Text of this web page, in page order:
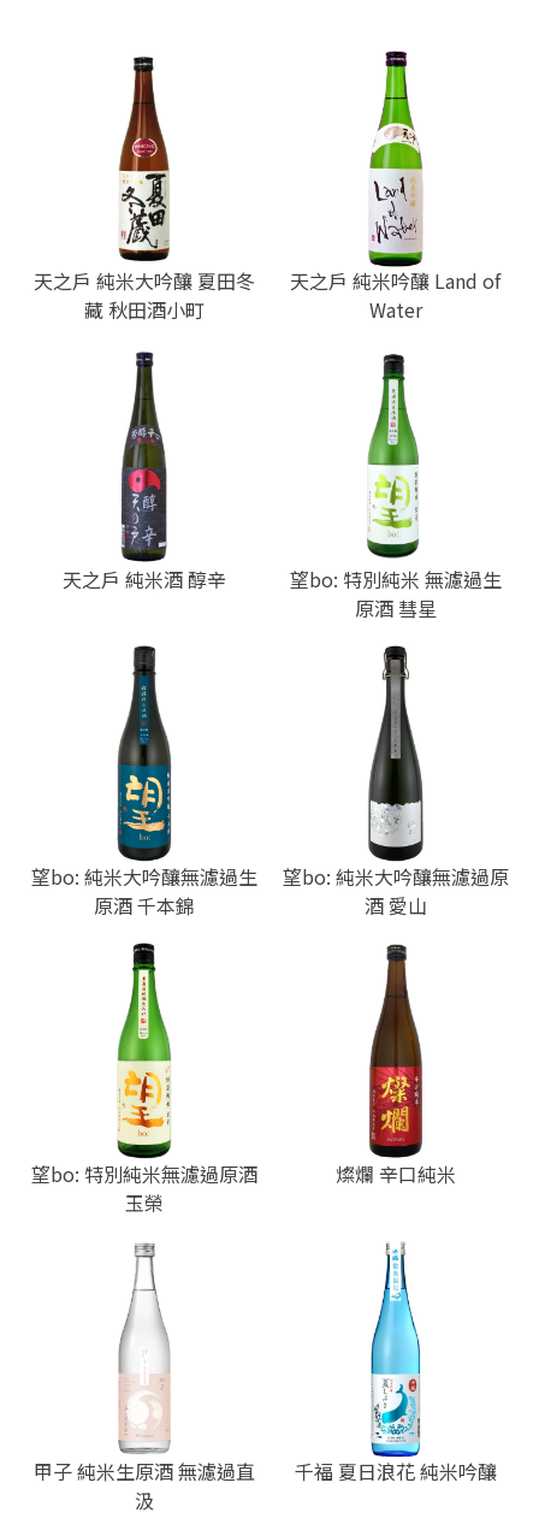
天之戶 純米大吟釀 夏田冬
藏 秋田酒小町
天之戶 純米吟釀 Land of
Water
天之戶 純米酒 醇辛
望bo: 特別純米 無濾過生
原酒 彗星
望bo: 純米大吟釀無濾過生
原酒 千本錦
望bo: 純米大吟釀無濾過原
酒 愛山
望bo: 特別純米無濾過原酒
玉榮
燦爛 辛口純米
甲子 純米生原酒 無濾過直
汲
千福 夏日浪花 純米吟釀